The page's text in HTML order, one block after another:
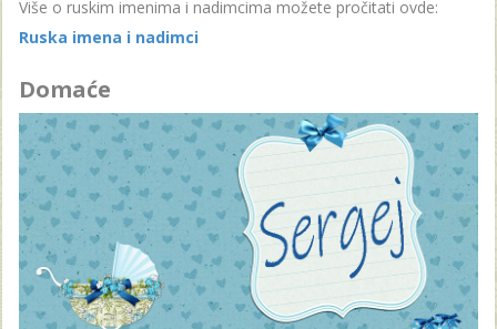
Više o ruskim imenima i nadimcima možete pročitati ovde:
Ruska imena i nadimci
Domaće